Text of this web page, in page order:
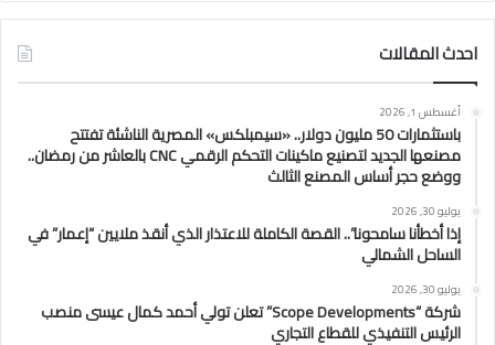
احدث المقالات
أغسطس 1, 2026
باستثمارات 50 مليون دولار.. «سيمبلكس» المصرية الناشئة تفتتح
مصنعها الجديد لتصنيع ماكينات التحكم الرقمي CNC بالعاشر من رمضان..
ووضع حجر أساس المصنع الثالث
يوليو 30, 2026
إذا أخطأنا سامحونا”.. القصة الكاملة للاعتذار الذي أنقذ ملايين “إعمار” في
الساحل الشمالي
يوليو 30, 2026
شركة “Scope Developments” تعلن تولي أحمد كمال عيسى منصب
الرئيس التنفيذي للقطاع التجاري